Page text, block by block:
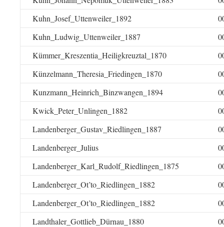
Kuhn_Josef_Uttenweiler_1892
Kuhn_Ludwig_Uttenweiler_1887
Kümmer_Kreszentia_Heiligkreuztal_1870
Künzelmann_Theresia_Friedingen_1870
Kunzmann_Heinrich_Binzwangen_1894
Kwick_Peter_Unlingen_1882
Landenberger_Gustav_Riedlingen_1887
Landenberger_Julius
Landenberger_Karl_Rudolf_Riedlingen_1875
Landenberger_Ot’to_Riedlingen_1882
Landenberger_Ot’to_Riedlingen_1882
Landthaler_Gottlieb_Dürnau_1880